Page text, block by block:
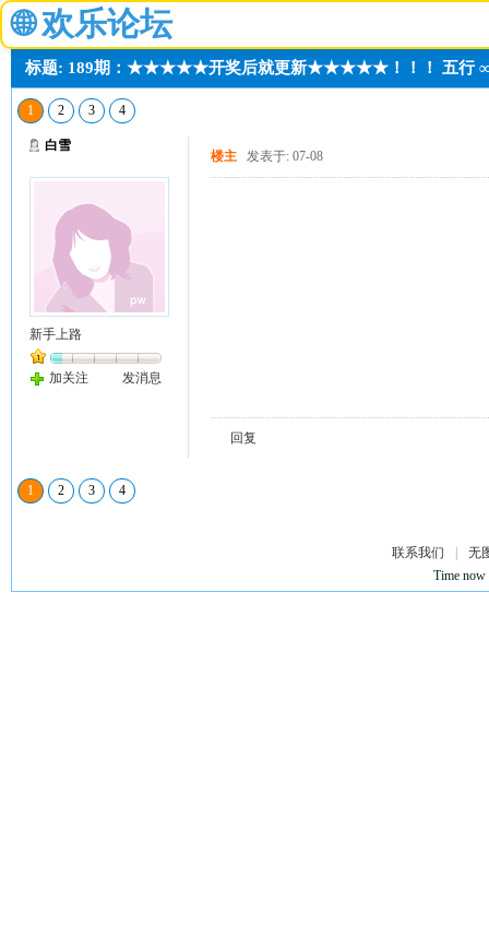
🌐 欢乐论坛
标题: 189期：★★★★★开奖后就更新★★★★★！！！ 五行
1 2 3 4
白雪
新手上路
加关注 发消息
楼主 发表于: 07-08
回复
1 2 3 4
联系我们
无
Time now